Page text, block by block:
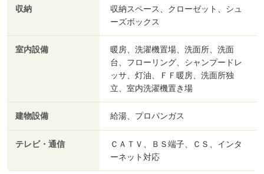
収納
収納スペース、クローゼット、シュ
ーズボックス
室内設備
暖房、洗濯機置場、洗面所、洗面
台、フローリング、シャンプードレ
ッサ、灯油、ＦＦ暖房、洗面所独
立、室内洗濯機置き場
建物設備 給湯、プロパンガス
テレビ・通信
ＣＡＴＶ、ＢＳ端子、ＣＳ、インタ
ーネット対応